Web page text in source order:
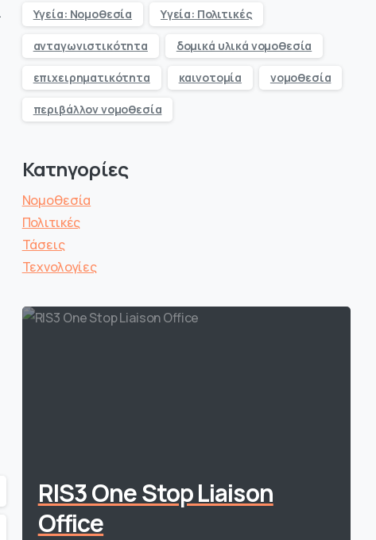
Υγεία: Νομοθεσία Υγεία: Πολιτικές
ανταγωνιστικότητα δομικά υλικά νομοθεσία
επιχειρηματικότητα καινοτομία νομοθεσία
περιβάλλον νομοθεσία
Κατηγορίες
Νομοθεσία
Πολιτικές
Τάσεις
Τεχνολογίες
RIS3 One Stop Liaison
Office